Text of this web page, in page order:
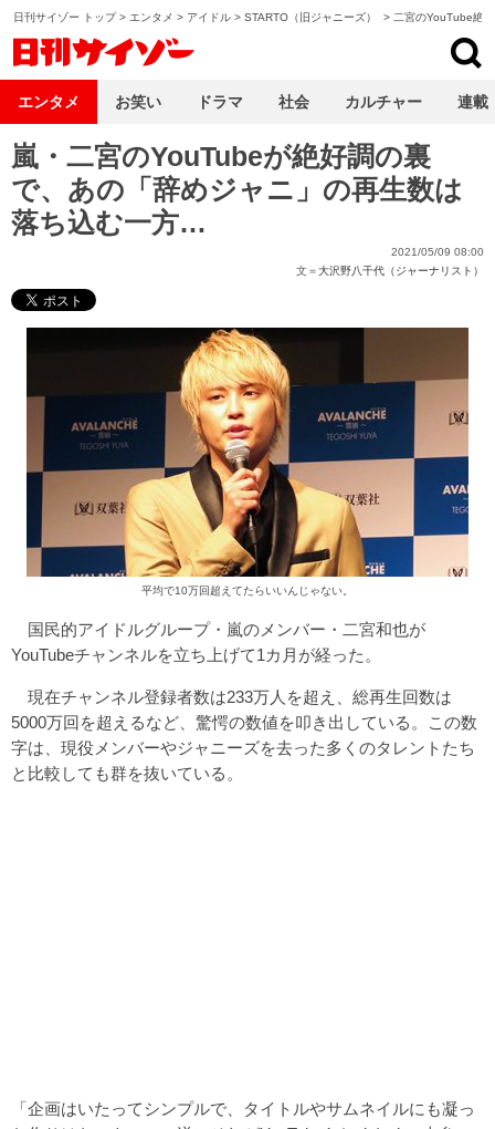
日刊サイゾー トップ> エンタメ > アイドル > STARTO（旧ジャニーズ） > 二宮のYouTube絶
嵐・二宮のYouTubeが絶好調の裏
で、あの「辞めジャニ」の再生数は
落ち込む一方…
2021/05/09 08:00
文＝大沢野八千代（ジャーナリスト）
平均で10万回超えてたらいいんじゃない。
国民的アイドルグループ・嵐のメンバー・二宮和也が
YouTubeチャンネルを立ち上げて1カ月が経った。
現在チャンネル登録者数は233万人を超え、総再生回数は
5000万回を超えるなど、驚愕の数値を叩き出している。この数
字は、現役メンバーやジャニーズを去った多くのタレントたち
と比較しても群を抜いている。
「企画はいたってシンプルで、タイトルやサムネイルにも凝っ
エンタメ お笑い ドラマ 社会 カルチャー 連載